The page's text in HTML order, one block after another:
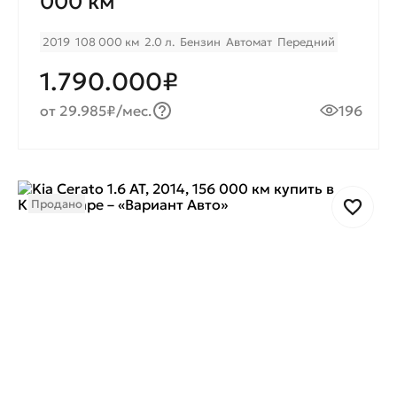
2019 108 000 км 2.0 л. Бензин Автомат Передний
1.790.000₽
от 29.985₽/мес. 196
Продано